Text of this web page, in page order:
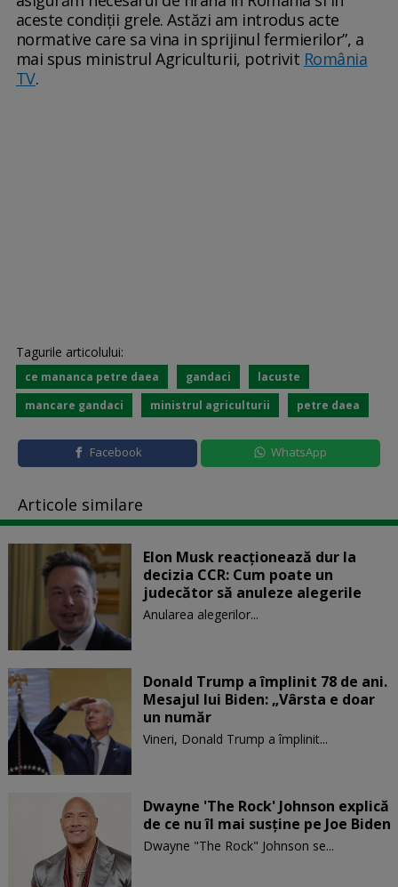
aceste condiții grele. Astăzi am introdus acte
normative care sa vina in sprijinul fermierilor”, a
mai spus ministrul Agriculturii, potrivit România
TV.
Tagurile articolului:
ce mananca petre daea gandaci
lacuste
mancare gandaci
ministrul agriculturii petre daea
Facebook WhatsApp
Articole similare
Elon Musk reacționează dur la
decizia CCR: Cum poate un
judecător să anuleze alegerile
Anularea alegerilor...
Donald Trump a împlinit 78 de ani.
Mesajul lui Biden: „Vârsta e doar
un număr
Vineri, Donald Trump a împlinit...
Dwayne 'The Rock' Johnson explică
de ce nu îl mai susține pe Joe Biden
Dwayne "The Rock" Johnson se...